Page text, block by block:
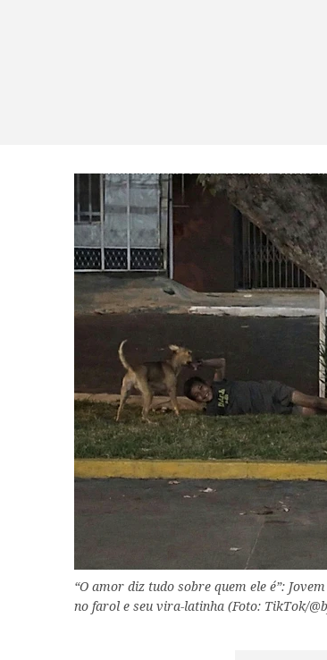
“O amor diz tudo sobre quem ele é”:
no farol e seu vira-latinha (Foto: TikTok/